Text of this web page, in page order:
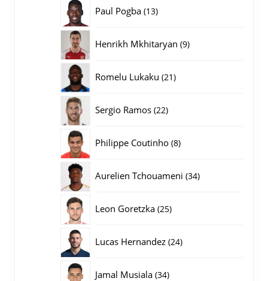
Paul Pogba 1313
Henrikh Mkhitaryan 99
Romelu Lukaku 2121
Sergio Ramos 2222
Philippe Coutinho 88
Aurelien Tchouameni 3434
Leon Goretzka 2525
Lucas Hernandez 2424
Jamal Musiala 3434